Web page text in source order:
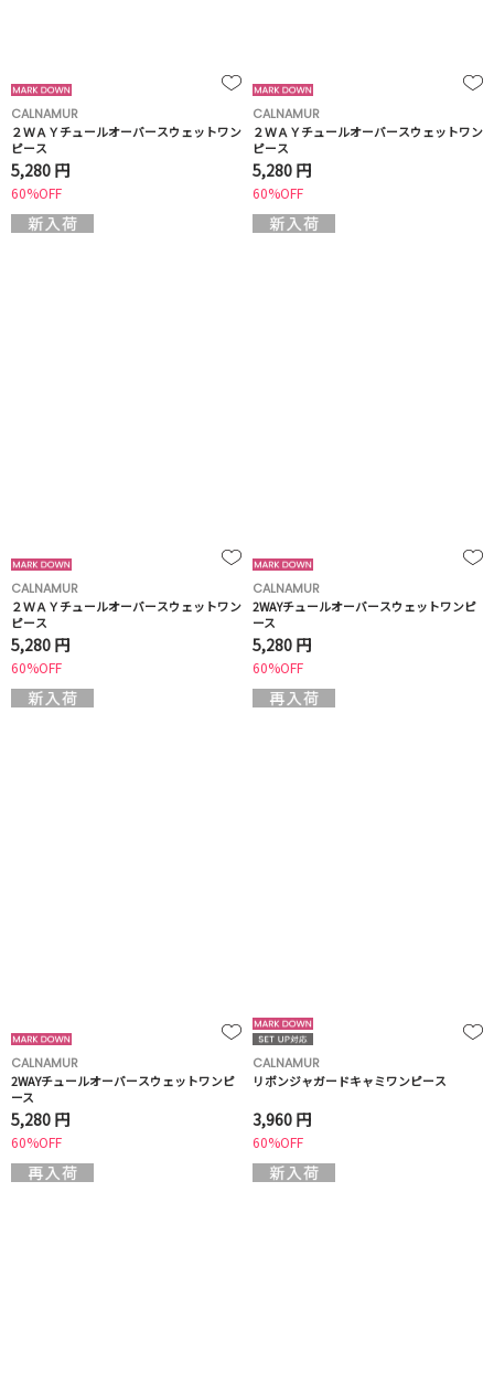
CALNAMUR
２ＷＡＹチュールオーバースウェットワン
ピース
5,280 円
60%OFF
CALNAMUR
２ＷＡＹチュールオーバースウェットワン
ピース
5,280 円
60%OFF
CALNAMUR
２ＷＡＹチュールオーバースウェットワン
ピース
5,280 円
60%OFF
CALNAMUR
2WAYチュールオーバースウェットワンピ
ース
5,280 円
60%OFF
CALNAMUR
2WAYチュールオーバースウェットワンピ
ース
5,280 円
60%OFF
CALNAMUR
リボンジャガードキャミワンピース
3,960 円
60%OFF